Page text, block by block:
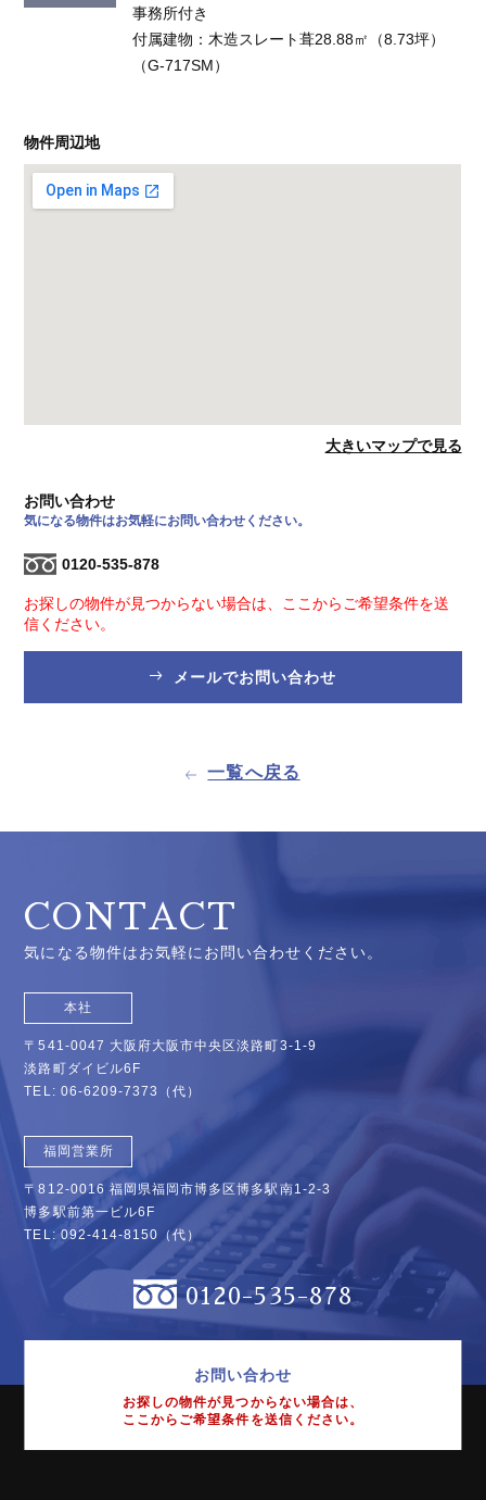
事務所付き
付属建物：木造スレート葺28.88㎡（8.73坪）
（G-717SM）
物件周辺地
大きいマップで見る
お問い合わせ
気になる物件はお気軽にお問い合わせください。
0120-535-878
お探しの物件が見つからない場合は、ここからご希望条件を送
信ください。
メールでお問い合わせ
一覧へ戻る
CONTACT
気になる物件はお気軽にお問い合わせください。
本社
〒541-0047 大阪府大阪市中央区淡路町3-1-9
淡路町ダイビル6F
TEL: 06-6209-7373 （代）
福岡営業所
〒812-0016 福岡県福岡市博多区博多駅南1-2-3
博多駅前第一ビル6F
TEL:092-414-8150 （代）
0120-535-878
お問い合わせ
お探しの物件が見つからない場合は、
ここからご希望条件を送信ください。